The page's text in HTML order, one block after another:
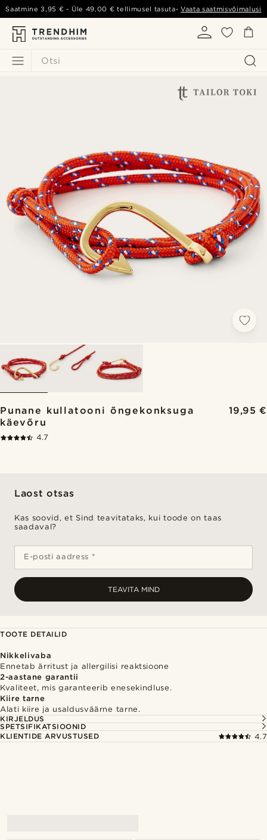
Otsi
Saatmine3,95 € - Üle 49,00 € tellimusel tasuta-Vaata saatmisvõimalusi
Punane kullatooni õngekonksuga
käevõru
19,95 €
4.7
Laost otsas
Kas soovid, et Sind teavitataks, kui toode on taas
saadaval?
E-posti aadress *
TEAVITA MIND
TOOTE DETAILID
Nikkelivaba
Ennetab ärritust ja allergilisi reaktsioone
2-aastane garantii
Kvaliteet, mis garanteerib enesekindluse.
Kiire tarne
Alati kiire ja usaldusväärne tarne.
KIRJELDUS
SPETSIFIKATSIOONID
KLIENTIDE ARVUSTUSED
4.7